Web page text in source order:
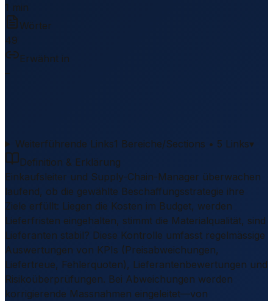
1 min
Wörter
49
Erwähnt in
–
Weiterführende Links1 Bereiche/Sections • 5 Links▾
Definition & Erklärung
Einkaufsleiter und Supply-Chain-Manager überwachen
laufend, ob die gewählte Beschaffungsstrategie ihre
Ziele erfüllt: Liegen die Kosten im Budget, werden
Lieferfristen eingehalten, stimmt die Materialqualität, sind
Lieferanten stabil? Diese Kontrolle umfasst regelmässige
Auswertungen von KPIs (Preisabweichungen,
Liefertreue, Fehlerquoten), Lieferantenbewertungen und
Risikoüberprüfungen. Bei Abweichungen werden
korrigierende Massnahmen eingeleitet—von